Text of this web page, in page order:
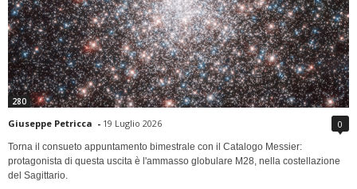
280
Giuseppe Petricca - 19 Luglio 2026 0
Torna il consueto appuntamento bimestrale con il Catalogo Messier:
protagonista di questa uscita è l'ammasso globulare M28, nella costellazione
del Sagittario.